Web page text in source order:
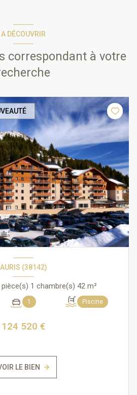
A DÉCOUVRIR
correspondant à votre
AURIS (38142)
Appartement 2 pièce(s) 1 chambre(s) 42 m²
1 Piscine
124 520 €
LE BIEN